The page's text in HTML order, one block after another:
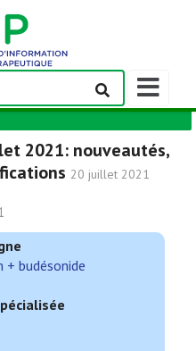
Afficher/
la
navigation
2021: nouveautés,
20 juillet 2021
budésonide